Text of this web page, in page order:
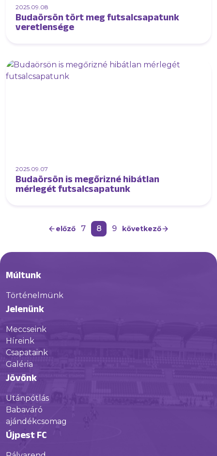
2025.09.08
Budaörsön tört meg futsalcsapatunk
veretlensége
2025.09.07
Budaörsön is megőrizné hibátlan
mérlegét futsalcsapatunk
előző 7 8 9 következő
Múltunk
Történelmünk
Jelenünk
Meccseink
Híreink
Csapataink
Galéria
Jövőnk
Utánpótlás
Babaváró
ajándékcsomag
Újpest FC